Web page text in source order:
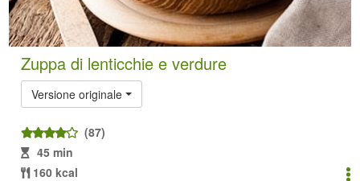
Zuppa di lenticchie e verdure
Versione originale
(87)
45 min
160 kcal